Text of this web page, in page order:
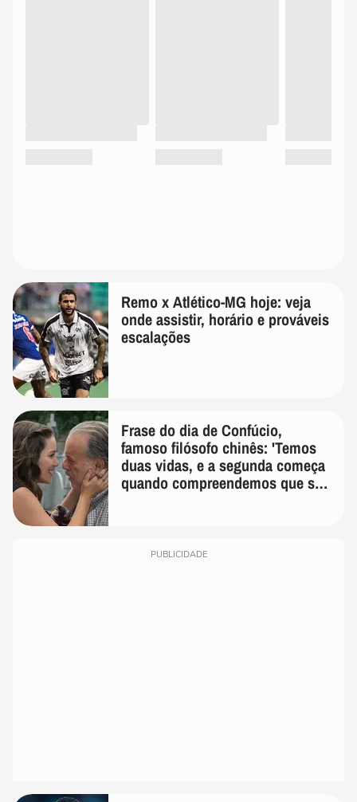
Remo x Atlético-MG hoje: veja
onde assistir, horário e prováveis
escalações
Frase do dia de Confúcio,
famoso filósofo chinês: 'Temos
duas vidas, e a segunda começa
quando compreendemos que só
PUBLICIDADE